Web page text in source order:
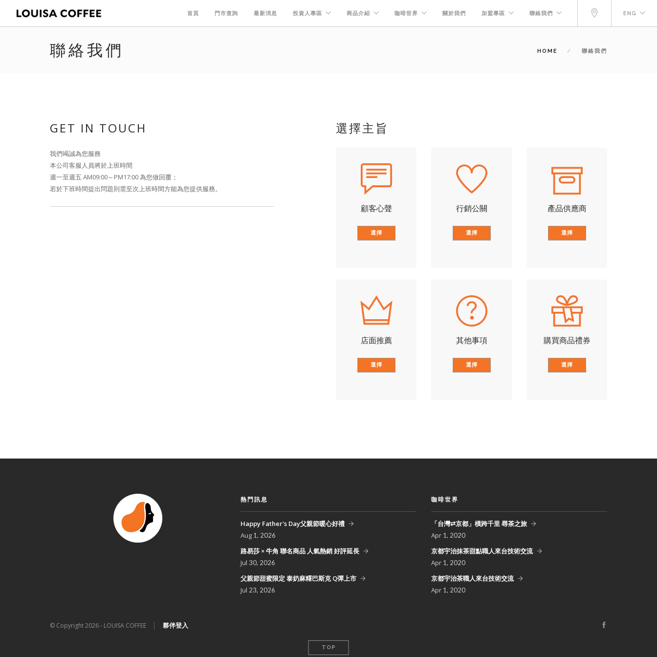
首頁 門市查詢 最新消息 投資人專區 商品介紹 咖啡世界 關於我們 加盟專區 聯絡我們 ENG
聯絡我們 HOME 聯絡我們
GET IN TOUCH
我們竭誠為您服務
本公司客服人員將於上班時間
週一至週五 AM09:00～PM17:00 為您做回覆；
若於下班時間提出問題則需至次上班時間方能為您提供服務。
選擇主旨
顧客心聲
選擇
行銷公關
選擇
產品供應商
選擇
店面推薦
選擇
其他事項
選擇
購買商品禮券
選擇
熱門訊息
Happy Father's Day父親節暖心好禮
Aug 1, 2026
路易莎 × 牛角 聯名商品 人氣熱銷 好評延長
Jul 30, 2026
父親節甜蜜限定 泰奶麻糬巴斯克 Q彈上市
Jul 23, 2026
咖啡世界
「台灣⇄京都」橫跨千里 尋茶之旅
Apr 1, 2020
京都宇治抹茶甜點職人來台技術交流
Apr 1, 2020
京都宇治茶職人來台技術交流
Apr 1, 2020
© Copyright 2026 - LOUISA COFFEE 夥伴登入
TOP